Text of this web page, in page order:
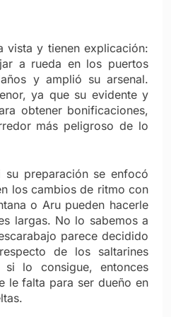
vista y tienen explicación:
a rueda en los puertos
y amplió su arsenal.
ya que su evidente y
obtener bonificaciones,
más peligroso de lo
su preparación se enfocó
los cambios de ritmo con
o Aru pueden hacerle
largas. No lo sabemos a
parece decidido
de los saltarines
lo consigue, entonces
le falta para ser dueño en